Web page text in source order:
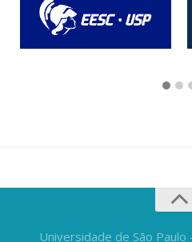
Universidade de São Paulo